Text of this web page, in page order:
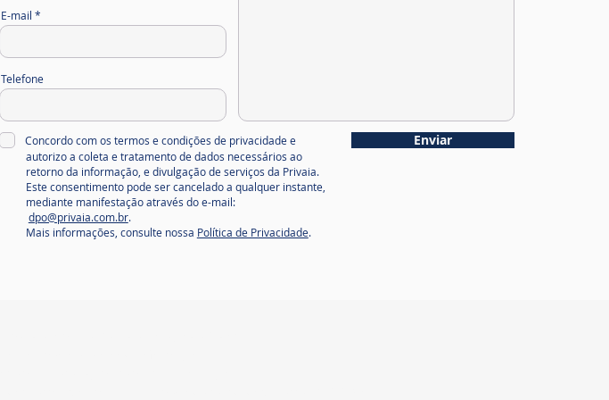
E-mail
Telefone
Concordo com os termos e condições de privacidade e
autorizo a coleta e tratamento de dados necessários ao
retorno da informação, e divulgação de serviços da Privaia.
Este consentimento pode ser cancelado a qualquer instante,
mediante manifestação através do e-mail:
dpo@privaia.com.br.
Mais informações, consulte nossa Política de Privacidade.
Enviar